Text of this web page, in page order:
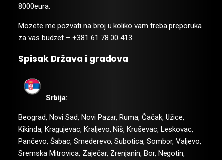
Ime*
8000eura.
Mozete me pozvati na broj u koliko vam treba preporuka
za vas budzet – +381 61 78 00 413
Spisak Država i gradova
Srbija:
Beograd, Novi Sad, Novi Pazar, Ruma, Čačak, Užice,
Kikinda, Kragujevac, Kraljevo, Niš, Kruševac, Leskovac,
Pančevo, Šabac, Smederevo, Subotica, Sombor, Valjevo,
Sremska Mitrovica, Zaječar, Zrenjanin, Bor, Negotin,